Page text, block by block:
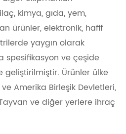
kimya, gıda, yem,
ürünler, elektronik, hafif
yaygın olarak
spesifikasyon ve çeşide
geliştirilmiştir. Ürünler ülke
Amerika Birleşik Devletleri,
ve diğer yerlere ihraç